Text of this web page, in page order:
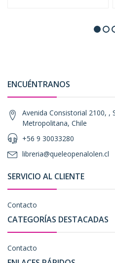
ENCUÉNTRANOS
Avenida Consistorial 2100, ,
Metropolitana, Chile
+56 9 30033280
libreria@queleopenalolen.cl
SERVICIO AL CLIENTE
Contacto
CATEGORÍAS DESTACADAS
Contacto